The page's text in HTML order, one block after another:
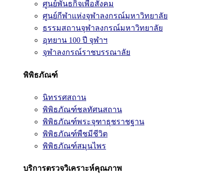
ศูนย์พันธกิจเพื่อสังคม
ศูนย์กีฬาแห่งจุฬาลงกรณ์มหาวิทยาลัย
ธรรมสถานจุฬาลงกรณ์มหาวิทยาลัย
อุทยาน 100 ปี จุฬาฯ
จุฬาลงกรณ์ราชบรรณาลัย
พิพิธภัณฑ์
นิทรรศสถาน
พิพิธภัณฑ์ชลทัศนสถาน
พิพิธภัณฑ์พระจุฑาธุชราชฐาน
พิพิธภัณฑ์พืชมีชีวิต
พิพิธภัณฑ์สมุนไพร
บริการตรวจวิเคราะห์คุณภาพ